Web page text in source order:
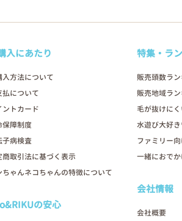
入にあたり
入方法について
払について
ントカード
保障制度
子病検査
商取引法に基づく表示
ちゃんネコちゃんの特徴について
の安心
特集・ラ
販売頭数ラ
販売地域ラ
毛が抜けに
水遊び大好
ファミリー
一緒におで
会社情報
会社概要